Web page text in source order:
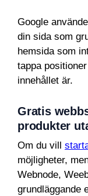
Google
din sida som
hemsida som
tappa
innehållet är.
Gratis
produkter
Om du vill
möjligheter,
Webnode,
grundläggande